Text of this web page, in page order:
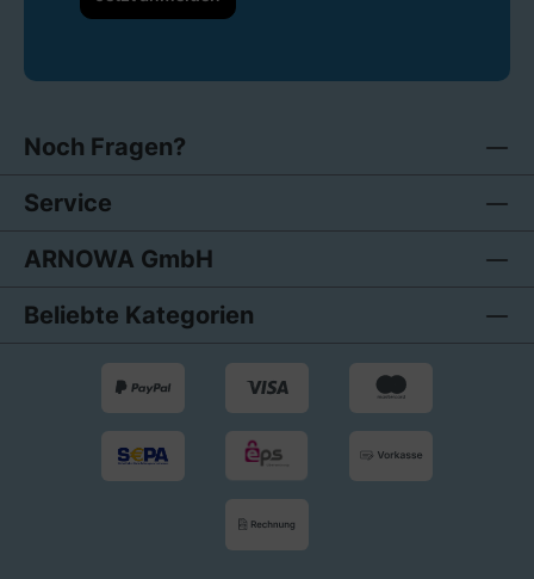
Noch Fragen?
Service
ARNOWA GmbH
Beliebte Kategorien